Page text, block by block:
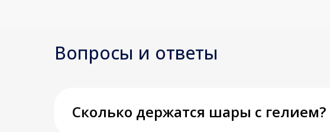
Вопросы и ответы
Сколько держатся шары с гелием?